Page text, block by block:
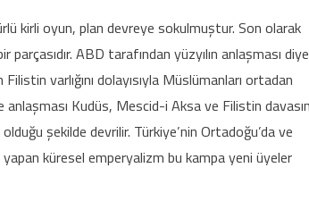
kirli oyun, plan devreye sokulmuştur. Son olarak
ABD tarafından yüzyılın anlaşması diye
varlığını dolayısıyla Müslümanları ortadan
anlaşması Kudüs, Mescid-i Aksa ve Filistin
şekilde devrilir. Türkiye’nin Ortadoğu’da ve
yapan küresel emperyalizm bu kampa yeni üyeler